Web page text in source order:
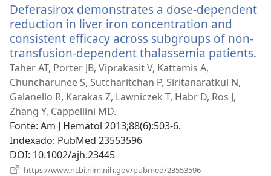
janela)
Deferasirox demonstrates a dose-dependent
reduction in liver iron concentration and
consistent efficacy across subgroups of non-
transfusion-dependent thalassemia patients.
Taher AT, Porter JB, Viprakasit V, Kattamis A,
Chuncharunee S, Sutcharitchan P, Siritanaratkul N,
Galanello R, Karakas Z, Lawniczek T, Habr D, Ros J,
Zhang Y, Cappellini MD.
Fonte‎: Am J Hematol 2013;88(6):503-6.
Indexado‎: PubMed 23553596
DOI‎: 10.1002/ajh.23445
https://www.ncbi.nlm.nih.gov/pubmed/23553596